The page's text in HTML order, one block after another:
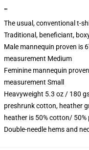
""
The usual, conventional t-
Traditional, beneficiant,
Male mannequin proven is
measurement Medium
Feminine mannequin
measurement Small
Heavyweight 5.3 oz / 180
preshrunk cotton, heather
heather is 50% cotton/ 50%
Double-needle hems and